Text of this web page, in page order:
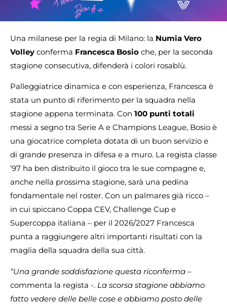
Una milanese per la regia di Milano: la Numia Vero
Volley conferma Francesca Bosio che, per la seconda
stagione consecutiva, difenderà i colori rosablù.
Palleggiatrice dinamica e con esperienza, Francesca è
stata un punto di riferimento per la squadra nella
stagione appena terminata. Con 100 punti totali
messi a segno tra Serie A e Champions League, Bosio è
una giocatrice completa dotata di un buon servizio e
di grande presenza in difesa e a muro. La regista classe
’97 ha ben distribuito il gioco tra le sue compagne e,
anche nella prossima stagione, sarà una pedina
fondamentale nel roster. Con un palmares già ricco –
in cui spiccano Coppa CEV, Challenge Cup e
Supercoppa italiana – per il 2026/2027 Francesca
punta a raggiungere altri importanti risultati con la
maglia della squadra della sua città.
“Una grande soddisfazione questa riconferma –
commenta la regista -. La scorsa stagione abbiamo
fatto vedere delle belle cose e abbiamo posto delle